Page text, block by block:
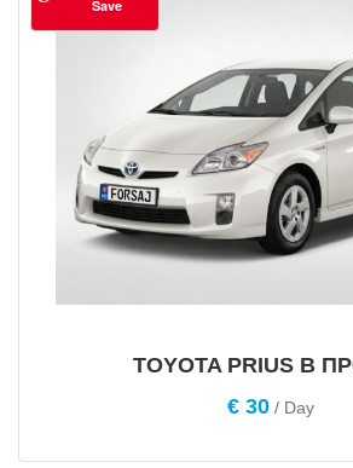
Save
TOYOTA PRIUS В
€ 30 / Day